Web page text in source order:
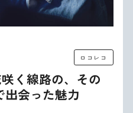
ロコレコ
く線路の、その
出会った魅力